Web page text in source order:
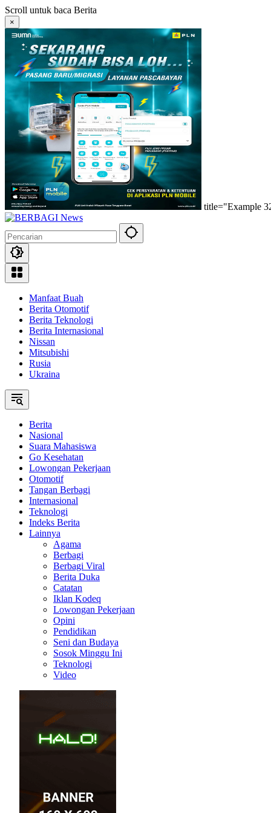
Langsung
ke
konten
Scroll untuk baca Berita
×
title="Example
Manfaat Buah
Berita Otomotif
Berita Teknologi
Berita Internasional
Nissan
Mitsubishi
Rusia
Ukraina
Berita
Nasional
Suara Mahasiswa
Go Kesehatan
Lowongan Pekerjaan
Otomotif
Tangan Berbagi
Internasional
Teknologi
Indeks Berita
Lainnya
Agama
Berbagi
Berbagi Viral
Berita Duka
Catatan
Iklan Kodeq
Lowongan Pekerjaan
Opini
Pendidikan
Seni dan Budaya
Sosok Minggu Ini
Teknologi
Video